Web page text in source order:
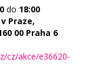
do 18:00
Praze,
00 Praha 6
cz/akce/e36620-